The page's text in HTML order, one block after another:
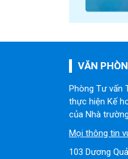
VĂN
Phòng Tư vấn
thực hiện Kế
của Nhà
Mọi thông tin
103 Dương